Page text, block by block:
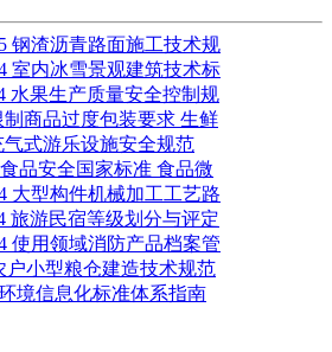
钢渣沥青路面施工技术规
室内冰雪景观建筑技术标
水果生产质量安全控制规
制商品过度包装要求 生鲜
气式游乐设施安全规范
食品安全国家标准 食品微
大型构件机械加工工艺路
旅游民宿等级划分与评定
使用领域消防产品档案管
户小型粮仓建造技术规范
境信息化标准体系指南